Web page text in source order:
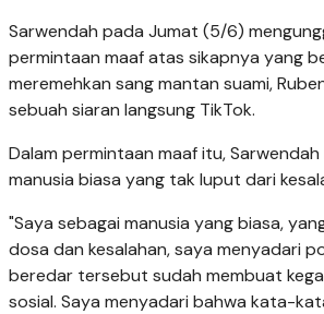
Sarwendah pada Jumat (5/6)
permintaan maaf atas sikapnya yang
meremehkan sang mantan suami,
sebuah siaran langsung TikTok.
Dalam permintaan maaf itu,
manusia biasa yang tak luput dari
"Saya sebagai manusia yang biasa,
dosa dan kesalahan, saya menyadari
beredar tersebut sudah membuat
sosial. Saya menyadari bahwa kata-